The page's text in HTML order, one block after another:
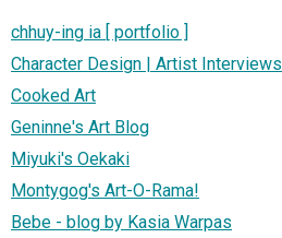
chhuy-ing ia [ portfolio ]
Character Design | Artist Interviews
Cooked Art
Geninne's Art Blog
Miyuki's Oekaki
Montygog's Art-O-Rama!
Bebe - blog by Kasia Warpas